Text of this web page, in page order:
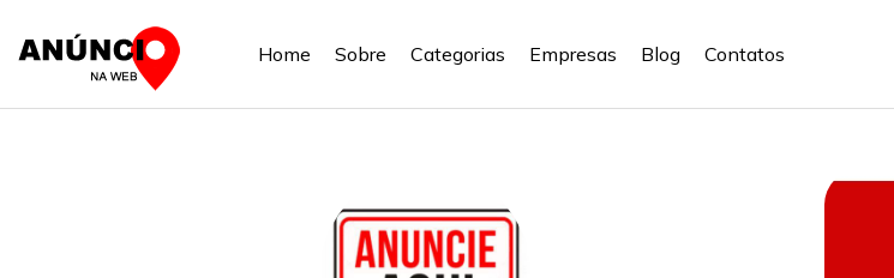
Home Sobre Categorias Empresas Blog Contatos